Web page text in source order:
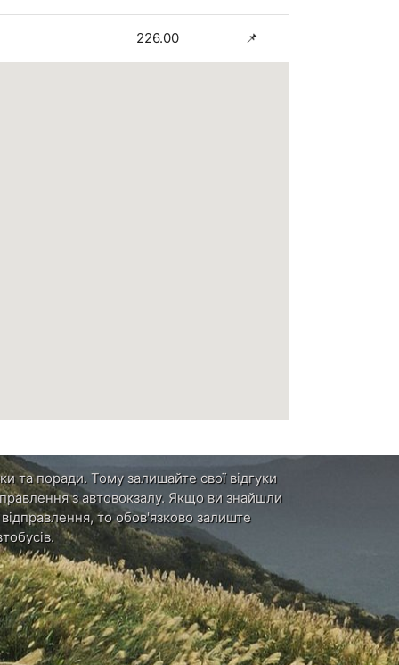
226.00 📌
та поради. Тому залишайте свої відгуки
з автовокзалу. Якщо ви знайшли
то обов'язково залиште